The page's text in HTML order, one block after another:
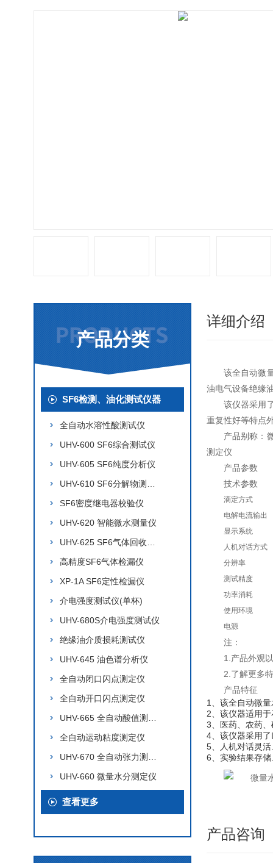
产品分类
SF6检测、油化测试仪器
全自动水溶性酸测试仪
UHV-600 SF6综合测试仪
UHV-605 SF6纯度分析仪
SF6密度继电器校验仪
UHV-620 智能微水测量仪
高精度SF6气体检漏仪
XP-1A SF6定性检漏仪
介电强度测试仪(单杯)
UHV-680S介电强度测试仪
绝缘油介质损耗测试仪
UHV-645 油色谱分析仪
全自动闭口闪点测定仪
全自动开口闪点测定仪
全自动运动粘度测定仪
UHV-660 微量水分测定仪
查看更多
详细介绍
该全自动微
油电气设备绝缘
该仪器采用
重复性好等特点
产品别称：
测定仪
产品参数
技术参数
滴定方式
电解电流输出
显示系统
人机对话方式
分辨率
测试精度
功率消耗
使用环境
电源
注：
1.产品外观
2.了解更多
产品特征
1、该全自动微
2、该仪器适用
3、医药、农药
4、该仪器采用
5、人机对话灵
6、实验结果存
产品咨询